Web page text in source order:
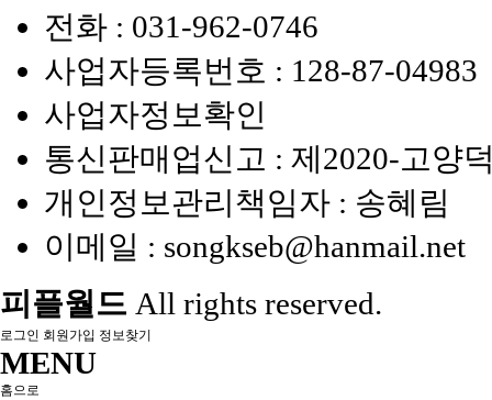
전화 : 031-962-0746
사업자등록번호 : 128-87-04983
사업자정보확인
통신판매업신고 : 제2020-고양
개인정보관리책임자 : 송혜림
이메일 : songkseb@hanmail.net
피플월드 All rights reserved.
로그인 회원가입 정보찾기
MENU
홈으로